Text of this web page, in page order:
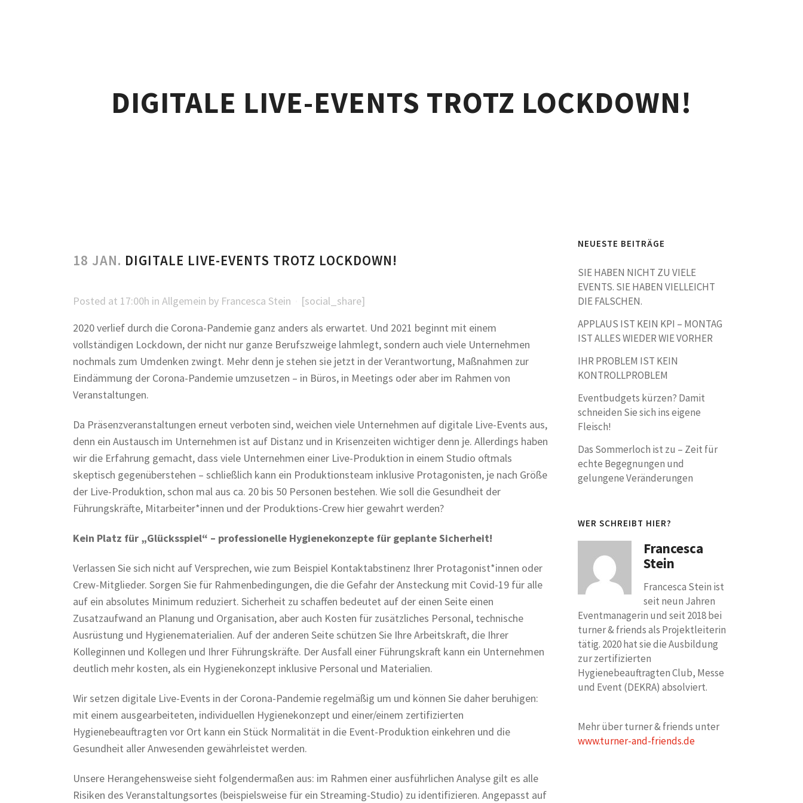
DIGITALE LIVE-EVENTS TROTZ LOCKDOWN!
18 JAN. DIGITALE LIVE-EVENTS TROTZ LOCKDOWN!
Posted at 17:00h in Allgemein by Francesca Stein
[social_share]
2020 verlief durch die Corona-Pandemie ganz anders als erwartet. Und 2021 beginnt mit einem
vollständigen Lockdown, der nicht nur ganze Berufszweige lahmlegt, sondern auch viele Unternehmen
nochmals zum Umdenken zwingt. Mehr denn je stehen sie jetzt in der Verantwortung, Maßnahmen zur
Eindämmung der Corona-Pandemie umzusetzen – in Büros, in Meetings oder aber im Rahmen von
Veranstaltungen.
Da Präsenzveranstaltungen erneut verboten sind, weichen viele Unternehmen auf digitale Live-Events aus,
denn ein Austausch im Unternehmen ist auf Distanz und in Krisenzeiten wichtiger denn je. Allerdings haben
wir die Erfahrung gemacht, dass viele Unternehmen einer Live-Produktion in einem Studio oftmals
skeptisch gegenüberstehen – schließlich kann ein Produktionsteam inklusive Protagonisten, je nach Größe
der Live-Produktion, schon mal aus ca. 20 bis 50 Personen bestehen. Wie soll die Gesundheit der
Führungskräfte, Mitarbeiter*innen und der Produktions-Crew hier gewahrt werden?
Kein Platz für „Glücksspiel“ – professionelle Hygienekonzepte für geplante Sicherheit!
Verlassen Sie sich nicht auf Versprechen, wie zum Beispiel Kontaktabstinenz Ihrer Protagonist*innen oder
Crew-Mitglieder. Sorgen Sie für Rahmenbedingungen, die die Gefahr der Ansteckung mit Covid-19 für alle
auf ein absolutes Minimum reduziert. Sicherheit zu schaffen bedeutet auf der einen Seite einen
Zusatzaufwand an Planung und Organisation, aber auch Kosten für zusätzliches Personal, technische
Ausrüstung und Hygienematerialien. Auf der anderen Seite schützen Sie Ihre Arbeitskraft, die Ihrer
Kolleginnen und Kollegen und Ihrer Führungskräfte. Der Ausfall einer Führungskraft kann ein Unternehmen
deutlich mehr kosten, als ein Hygienekonzept inklusive Personal und Materialien.
Wir setzen digitale Live-Events in der Corona-Pandemie regelmäßig um und können Sie daher beruhigen:
mit einem ausgearbeiteten, individuellen Hygienekonzept und einer/einem zertifizierten
Hygienebeauftragten vor Ort kann ein Stück Normalität in die Event-Produktion einkehren und die
Gesundheit aller Anwesenden gewährleistet werden.
Unsere Herangehensweise sieht folgendermaßen aus: im Rahmen einer ausführlichen Analyse gilt es alle
Risiken des Veranstaltungsortes (beispielsweise für ein Streaming-Studio) zu identifizieren. Angepasst auf
NEUESTE BEITRÄGE
SIE HABEN NICHT ZU VIELE
EVENTS. SIE HABEN VIELLEICHT
DIE FALSCHEN.
APPLAUS IST KEIN KPI – MONTAG
IST ALLES WIEDER WIE VORHER
IHR PROBLEM IST KEIN
KONTROLLPROBLEM
Eventbudgets kürzen? Damit
schneiden Sie sich ins eigene
Fleisch!
Das Sommerloch ist zu – Zeit für
echte Begegnungen und
gelungene Veränderungen
WER SCHREIBT HIER?
Francesca
Stein
Francesca Stein ist
seit neun Jahren
Eventmanagerin und seit 2018 bei
turner & friends als Projektleiterin
tätig. 2020 hat sie die Ausbildung
zur zertifizierten
Hygienebeauftragten Club, Messe
und Event (DEKRA) absolviert.
Mehr über turner & friends unter
www.turner-and-friends.de